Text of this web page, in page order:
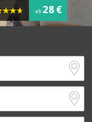
ab 28 €